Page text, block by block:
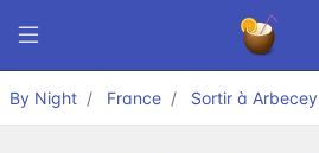
By Night France Sortir à Arbecey